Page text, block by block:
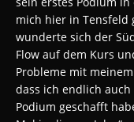
mich hier in Tensfeld
wunderte sich der
Flow auf dem Kurs
Probleme mit
dass ich endlich
Podium geschafft